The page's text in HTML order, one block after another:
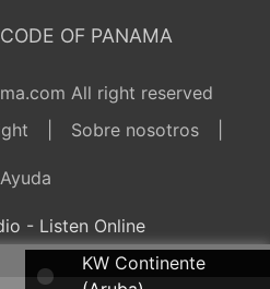
OF PANAMA
All right reserved
Sobre nosotros
Ayuda
- Listen Online
KW Continente